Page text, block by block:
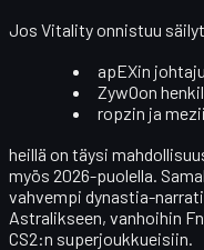
Jos Vitality onnistuu
apEXin
ZywOon
ropzin ja
heillä on täysi
myös 2026-puolella.
vahvempi dynastia-
Astralikseen, vanhoihin
CS2:n superjoukkueisiin.